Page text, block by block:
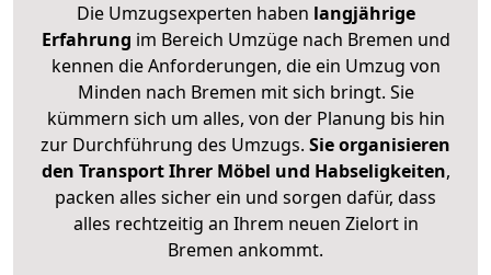
Die Umzugsexperten haben langjährige
Erfahrung im Bereich Umzüge nach Bremen und
kennen die Anforderungen, die ein Umzug von
Minden nach Bremen mit sich bringt. Sie
kümmern sich um alles, von der Planung bis hin
zur Durchführung des Umzugs. Sie organisieren
den Transport Ihrer Möbel und Habseligkeiten,
packen alles sicher ein und sorgen dafür, dass
alles rechtzeitig an Ihrem neuen Zielort in
Bremen ankommt.